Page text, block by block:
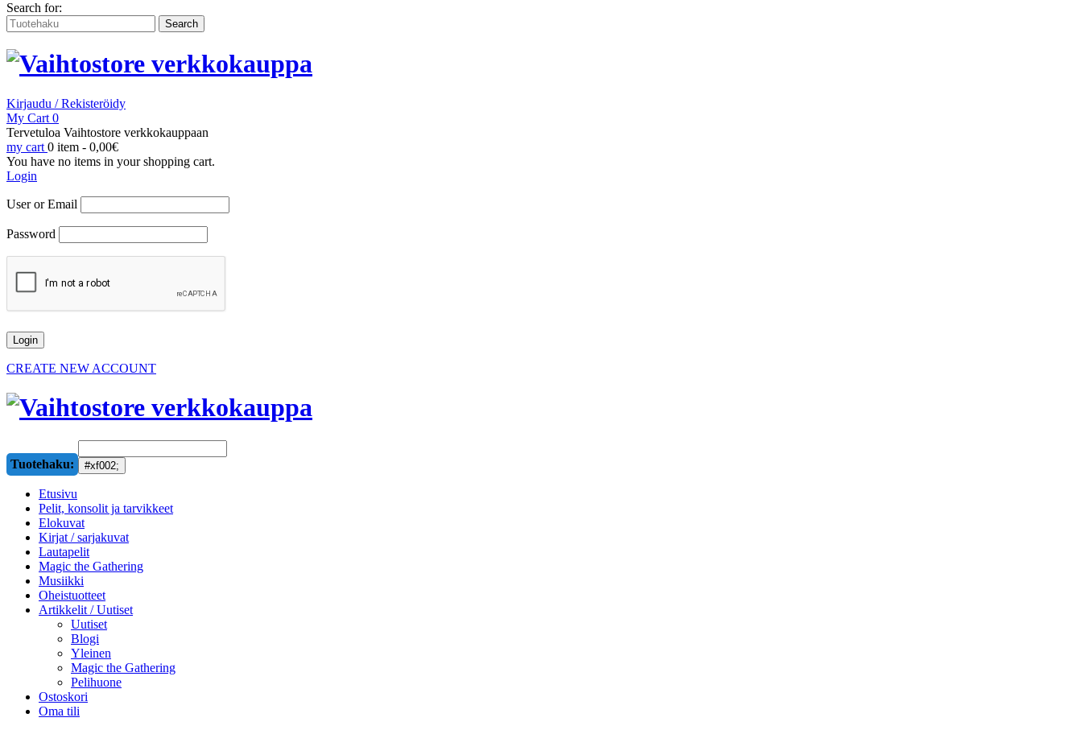
Search for:
Kirjaudu / Rekisteröidy
My Cart 0
Tervetuloa Vaihtostore verkkokauppaan
my cart 0 item - 0,00€
You have no items in your shopping cart.
Login
User or Email
Password
CREATE NEW ACCOUNT
Tuotehaku:
Etusivu
Pelit, konsolit ja tarvikkeet
Elokuvat
Kirjat / sarjakuvat
Lautapelit
Magic the Gathering
Musiikki
Oheistuotteet
Artikkelit / Uutiset
Uutiset
Blogi
Yleinen
Magic the Gathering
Pelihuone
Ostoskori
Oma tili